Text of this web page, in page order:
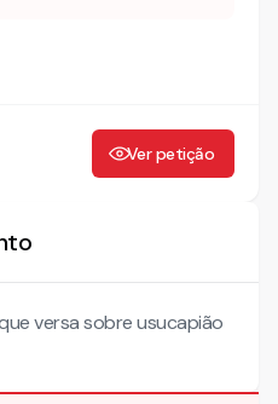
Ver petição
versa sobre usucapião